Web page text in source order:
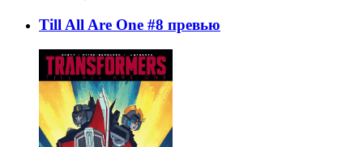
Till All Are One #8 превью